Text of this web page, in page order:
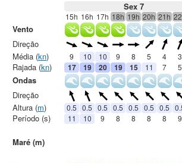
Sex 7
15h 16h 17h 18h 19h 20h 21h
9 10 10 9 8 5 4 3
17 19 20 19 15 11 7 5
0.5 0.5 0.5 0.5 0.5 0.5 0.5
11
10 9 8 8 8 8 9
Vento
Direção
Média (kn)
Rajada (kn)
Ondas
Direção
Altura (m)
Período (s)
Maré (m)